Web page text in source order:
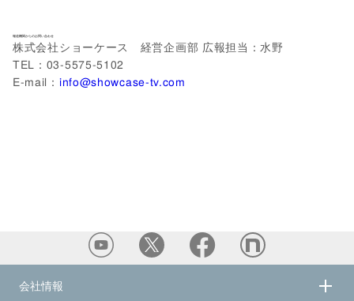
報道機関からのお問い合わせ
株式会社ショーケース 経営企画部 広報担当：水野
TEL：03-5575-5102
E-mail： info@showcase-tv.com
会社情報